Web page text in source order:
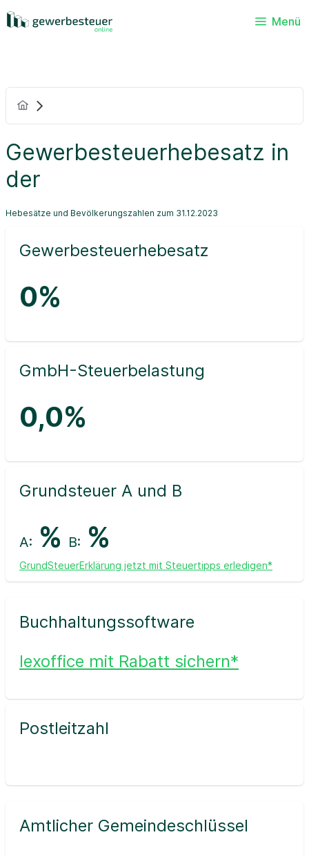
Menü
Gewerbesteuerhebesatz in
der
Hebesätze und Bevölkerungszahlen zum 31.12.2023
Gewerbesteuerhebesatz
0%
GmbH-Steuerbelastung
0,0%
Grundsteuer A und B
A: % B: %
GrundSteuerErklärung jetzt mit Steuertipps erledigen*
Buchhaltungssoftware
lexoffice mit Rabatt sichern*
Postleitzahl
Amtlicher Gemeindeschlüssel